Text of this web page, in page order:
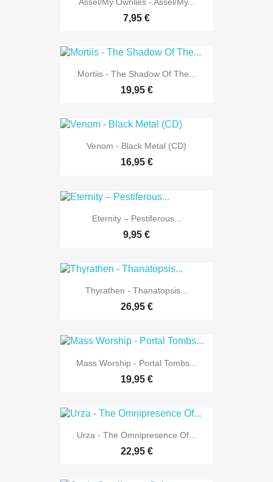
7,95 €
Mortiis - The Shadow Of The...
19,95 €
Venom - Black Metal (CD)
16,95 €
Eternity – Pestiferous...
9,95 €
Thyrathen - Thanatopsis...
26,95 €
Mass Worship - Portal Tombs...
19,95 €
Urza - The Omnipresence Of...
22,95 €